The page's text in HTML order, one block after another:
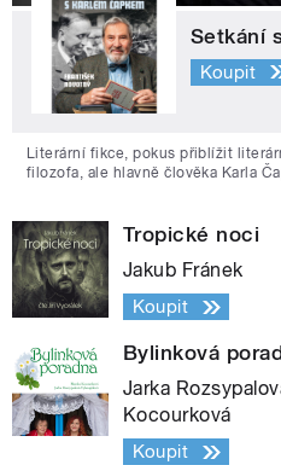
Setkání
Koupit
Literární fikce, pokus přiblížit
filozofa, ale hlavně člověka Karla
Tropické noci
Jakub Fránek
Koupit
Bylinková
Jarka
Kocourková
Koupit